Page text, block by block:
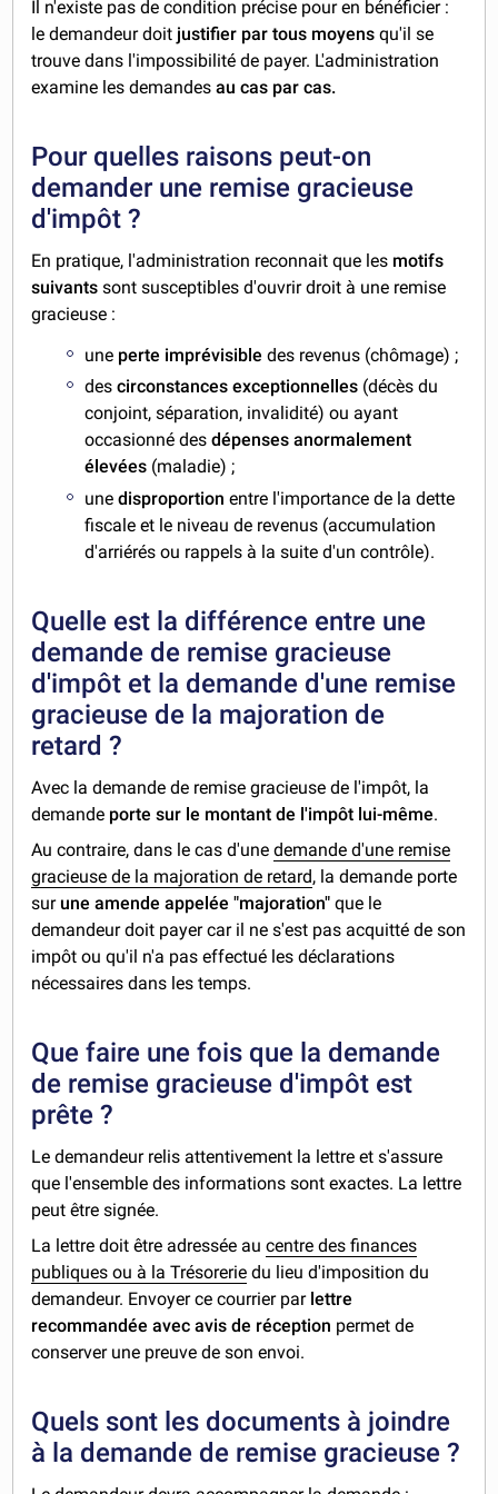
Il n'existe pas de condition précise pour en bénéficier :
le demandeur doit justifier par tous moyens qu'il se
trouve dans l'impossibilité de payer. L'administration
examine les demandesau cas par cas.
Pour quelles raisons peut-on
demander une remise gracieuse
d'impôt ?
En pratique, l'administration reconnait que les motifs
suivants sont susceptibles d'ouvrir droit à une remise
gracieuse :
une perte imprévisible des revenus (chômage) ;
descirconstances exceptionnelles (décès du
conjoint, séparation, invalidité) ou ayant
occasionné desdépenses anormalement
élevées (maladie) ;
unedisproportion entre l'importance de la dette
fiscale et le niveau de revenus (accumulation
d'arriérés ou rappels à la suite d'un contrôle).
Quelle est la différence entre une
demande de remise gracieuse
d'impôt et la demande d'une remise
gracieuse de la majoration de
retard ?
Avec la demande de remise gracieuse de l'impôt, la
demande porte sur le montant de l'impôt lui-même.
Au contraire, dans le cas d'unedemande d'une remise
gracieuse de la majoration de retard, la demande porte
sur une amende appelée "majoration" que le
demandeur doit payer car il ne s'est pas acquitté de son
impôt ou qu'il n'a pas effectué les déclarations
nécessaires dans les temps.
Que faire une fois que la demande
de remise gracieuse d'impôt est
prête ?
Le demandeur relis attentivement la lettre et s'assure
que l'ensemble des informations sont exactes. La lettre
peut être signée.
La lettre doit être adressée aucentre des finances
publiques ou à la Trésorerie du lieu d'imposition du
demandeur. Envoyer ce courrier par lettre
recommandée avec avis de réception permet de
conserver une preuve de son envoi.
Quels sont les documents à joindre
à la demande de remise gracieuse ?